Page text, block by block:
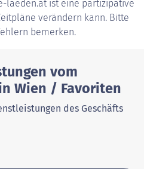
laeden.at ist eine partizipative
verändern kann. Bitte
bemerken.
vom
Wien / Favoriten
des Geschäfts